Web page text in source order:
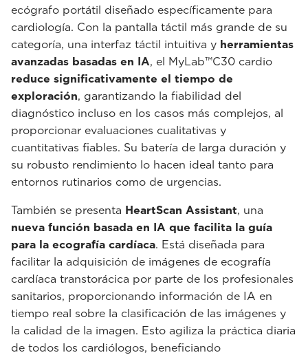
ecógrafo portátil diseñado específicamente para
cardiología. Con la pantalla táctil más grande de su
categoría, una interfaz táctil intuitiva y herramientas
avanzadas basadas en IA, el MyLab™C30 cardio
reduce significativamente el tiempo de
exploración, garantizando la fiabilidad del
diagnóstico incluso en los casos más complejos, al
proporcionar evaluaciones cualitativas y
cuantitativas fiables. Su batería de larga duración y
su robusto rendimiento lo hacen ideal tanto para
entornos rutinarios como de urgencias.
También se presenta HeartScan Assistant, una
nueva función basada en IA que facilita la guía
para la ecografía cardíaca. Está diseñada para
facilitar la adquisición de imágenes de ecografía
cardíaca transtorácica por parte de los profesionales
sanitarios, proporcionando información de IA en
tiempo real sobre la clasificación de las imágenes y
la calidad de la imagen. Esto agiliza la práctica diaria
de todos los cardiólogos, beneficiando